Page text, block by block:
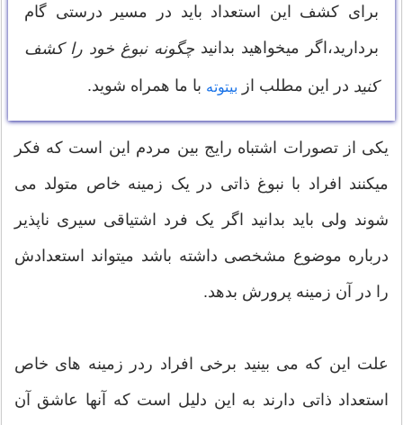
برای کشف این استعداد باید در مسیر درستی گام
بردارید،اگر میخواهید بدانید چگونه نبوغ خود را کشف
کنید در این مطلب از بیتوته با ما همراه شوید.
یکی از تصورات اشتباه رایج بین مردم این است که فکر
میکنند افراد با نبوغ ذاتی در یک زمینه خاص متولد می
شوند ولی باید بدانید اگر یک فرد اشتیاقی سیری ناپذیر
درباره موضوع مشخصی داشته باشد میتواند استعدادش
را در آن زمینه پرورش بدهد.
علت این که می بینید برخی افراد ردر زمینه های خاص
استعداد ذاتی دارند به این دلیل است که آنها عاشق آن